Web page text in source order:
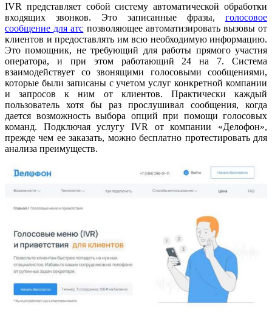
IVR представляет собой систему автоматической обработки
входящих звонков. Это записанные фразы, голосовое
сообщение для атс позволяющее автоматизировать вызовы от
клиентов и предоставлять им всю необходимую информацию.
Это помощник, не требующий для работы прямого участия
оператора, и при этом работающий 24 на 7. Система
взаимодействует со звонящими голосовыми сообщениями,
которые были записаны с учетом услуг конкретной компании
и запросов к ним от клиентов. Практически каждый
пользователь хотя бы раз прослушивал сообщения, когда
дается возможность выбора опций при помощи голосовых
команд. Подключая услугу IVR от компании «Делофон»,
прежде чем ее заказать, можно бесплатно протестировать для
анализа преимуществ.